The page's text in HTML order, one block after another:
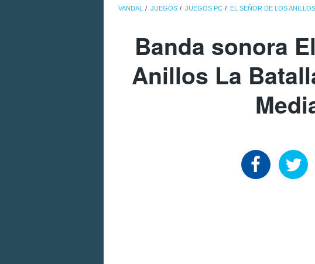
VANDAL JUEGOS JUEGOS PC EL SEÑOR DE LOS
Banda sonora
Anillos La